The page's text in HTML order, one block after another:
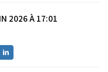
2026 À 17:01